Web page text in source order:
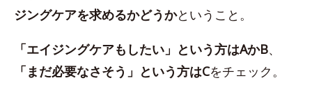
ジングケアを求めるかどうかということ。
「エイジングケアもしたい」という方はAかB、
「まだ必要なさそう」という方はCをチェック。